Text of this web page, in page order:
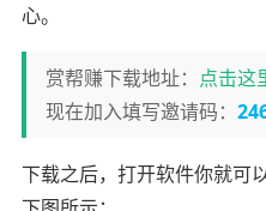
心。
赏帮赚下载地址： 点击这
现在加入填写邀请码：
下载之后，打开软件你就可